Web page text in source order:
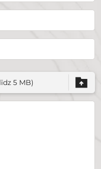
5 MB)